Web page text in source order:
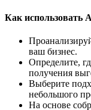
Как использовать
ваш бизнес.
Определите,
получения
Выберите
небольшого
На основе